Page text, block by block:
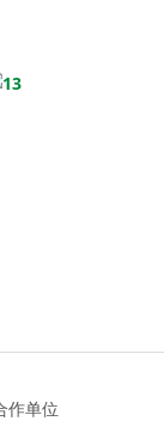
作单位